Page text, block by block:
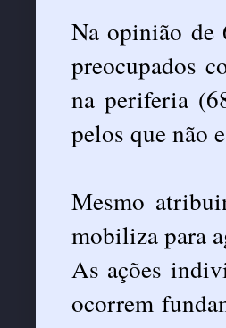
Na opinião de
preocupados
na periferia
pelos que não
Mesmo
mobiliza para
As ações
ocorrem